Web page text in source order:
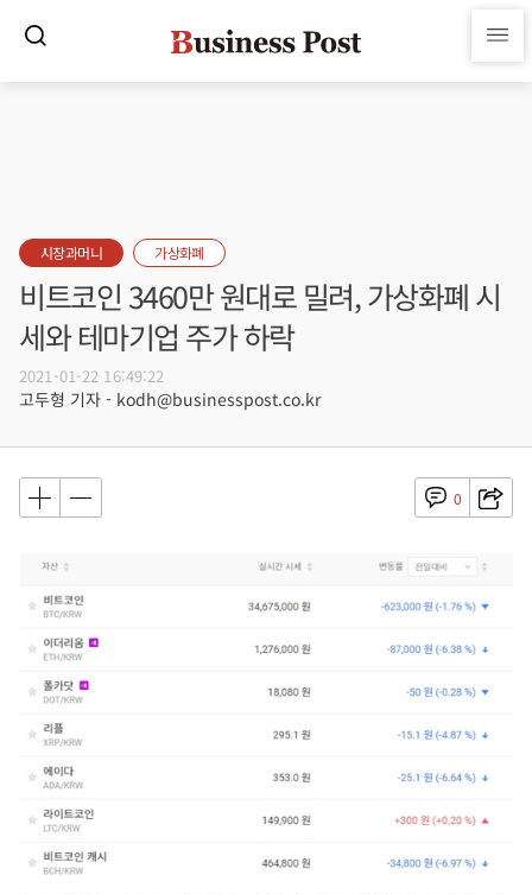
시장과머니 가상화폐
비트코인 3460만 원대로 밀려, 가상화폐 시
세와 테마기업 주가 하락
2021-01-22 16:49:22
고두형 기자 - kodh@businesspost.co.kr
0